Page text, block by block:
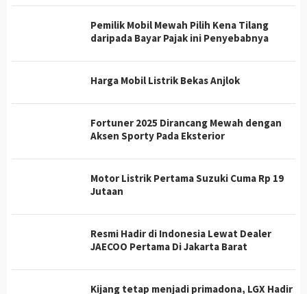
Pemilik Mobil Mewah Pilih Kena Tilang
daripada Bayar Pajak ini Penyebabnya
Harga Mobil Listrik Bekas Anjlok
Fortuner 2025 Dirancang Mewah dengan
Aksen Sporty Pada Eksterior
Motor Listrik Pertama Suzuki Cuma Rp 19
Jutaan
Resmi Hadir di Indonesia Lewat Dealer
JAECOO Pertama Di Jakarta Barat
Kijang tetap menjadi primadona, LGX Hadir